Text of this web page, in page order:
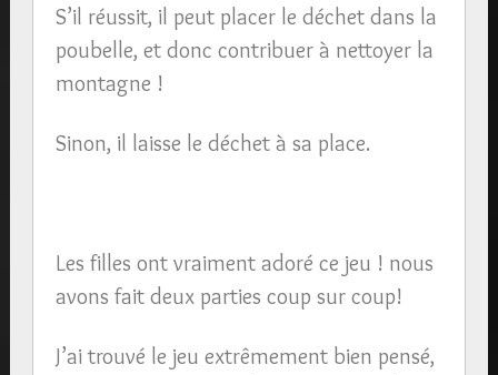
S’il réussit, il peut placer le déchet dans la
poubelle, et donc contribuer à nettoyer la
montagne !
Sinon, il laisse le déchet à sa place.
Les filles ont vraiment adoré ce jeu ! nous
avons fait deux parties coup sur coup!
J’ai trouvé le jeu extrêmement bien pensé,